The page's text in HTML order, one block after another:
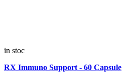
in stoc
RX Immuno Support - 60 Capsule